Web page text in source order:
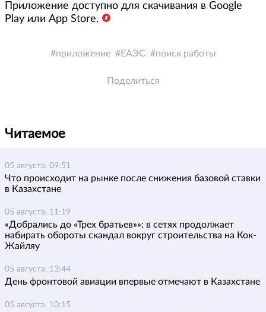
Приложение доступно для скачивания в Google
Play или App Store.
приложение ЕАЭС поиск работы
Поделиться
Читаемое
05 августа, 09:51
Что происходит на рынке после снижения базовой ставки
в Казахстане
05 августа, 11:19
«Добрались до «Трех братьев»»: в сетях продолжает
набирать обороты скандал вокруг строительства на Кок-
Жайляу
05 августа, 13:44
День фронтовой авиации впервые отмечают в Казахстане
05 августа, 10:15